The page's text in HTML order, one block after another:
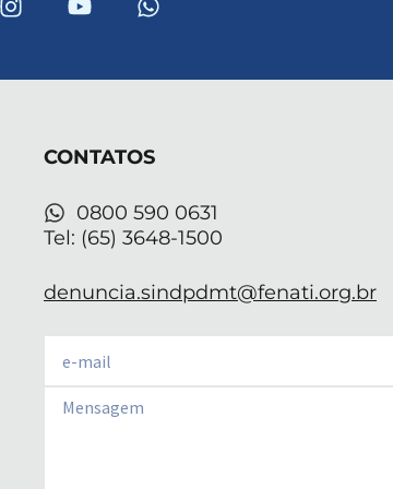
n o
e
h
p
p
CONTATOS
0800 590 0631
Tel: (65) 3648-1500
denuncia.sindpdmt@fenati.org.br
Email